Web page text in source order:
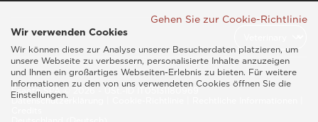
Esaote SPA © 2026 - USt.-ID IT05131180969
Datenschutzerklärung
Gehen Sie zur Cookie-Richtlinie
Wir verwenden Cookies
Wir können diese zur Analyse unserer Besucherdaten platzieren, um
unsere Webseite zu verbessern, personalisierte Inhalte anzuzeigen
und Ihnen ein großartiges Webseiten-Erlebnis zu bieten. Für weitere
Informationen zu den von uns verwendeten Cookies öffnen Sie die
Einstellungen.